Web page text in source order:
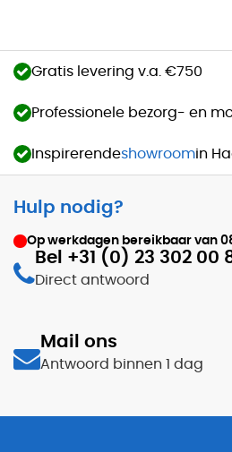
Gratis levering v.a. €750
Professionele bezorg- en
Inspirerendeshowroomin
Hulp nodig?
Op werkdagen bereikbaar van
Bel +31 (0) 23 302 00
Direct antwoord
Mail ons
Antwoord binnen 1 dag